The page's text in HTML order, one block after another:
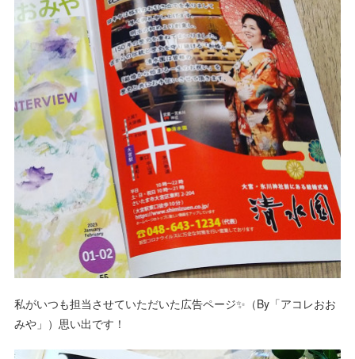
私がいつも担当させていただいた広告ページ✨（By「アコレおお
みや」）思い出です！